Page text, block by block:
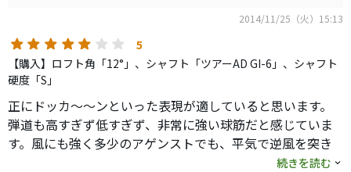
絶反応）が少なく感じましたので、そこに自分自身一番驚
いております。
白ヘッド以前はテーラー愛好家だったので次回購入時は候
補に入れようかと思いました(笑)
2014/11/25（火）15:13
5
【購入】ロフト角「12°」、シャフト「ツアーAD GI-6」、シャフト
硬度「S」
正にドッカ〜〜ンといった表現が適していると思います。
弾道も高すぎず低すぎず、非常に強い球筋だと感じていま
す。風にも強く多少のアゲンストでも、平気で逆風を突き
抜けて行きます。当然の事ですが、力んでしまうとその威
続きを読む